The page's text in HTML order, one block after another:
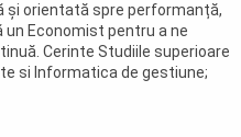
și orientată spre performanță,
Economist pentru a ne
Cerinte Studiile superioare
si Informatica de gestiune;